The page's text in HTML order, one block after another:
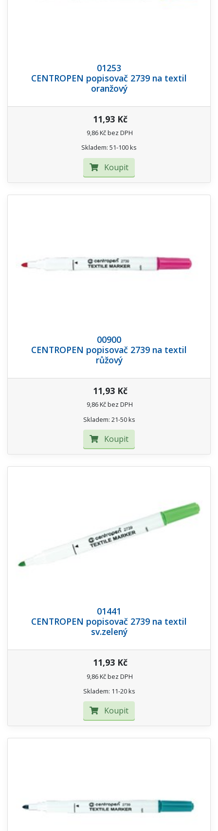
01253
CENTROPEN popisovač 2739 na textil
oranžový
11,93 Kč
9,86 Kč bez DPH
Skladem: 51-100 ks
Koupit
00900
CENTROPEN popisovač 2739 na textil
růžový
11,93 Kč
9,86 Kč bez DPH
Skladem: 21-50 ks
Koupit
01441
CENTROPEN popisovač 2739 na textil
sv.zelený
11,93 Kč
9,86 Kč bez DPH
Skladem: 11-20 ks
Koupit